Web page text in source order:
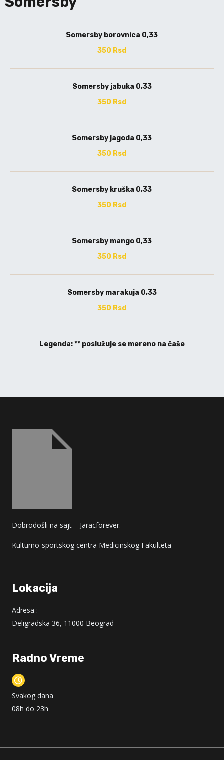
Somersby borovnica 0,33
350 Rsd
Somersby jabuka 0,33
350 Rsd
Somersby jagoda 0,33
350 Rsd
Somersby kruška 0,33
350 Rsd
Somersby mango 0,33
350 Rsd
Somersby marakuja 0,33
350 Rsd
Legenda: ** poslužuje se mereno na čaše
Dobrodošli na sajt Jaracforever.
Kulturno-sportskog centra Medicinskog Fakulteta
Lokacija
Adresa :
Deligradska 36, 11000 Beograd
Radno Vreme
Svakog dana
08h do 23h